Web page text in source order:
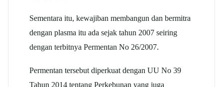
Sementara itu, kewajiban membangun dan bermitra
dengan plasma itu ada sejak tahun 2007 seiring
dengan terbitnya Permentan No 26/2007.
Permentan tersebut diperkuat dengan UU No 39
Tahun 2014 tentang Perkebunan yang juga